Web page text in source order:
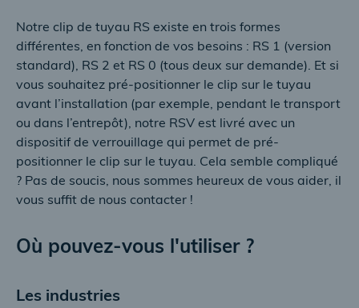
Notre clip de tuyau RS existe en trois formes
différentes, en fonction de vos besoins : RS 1 (version
standard), RS 2 et RS 0 (tous deux sur demande). Et si
vous souhaitez pré-positionner le clip sur le tuyau
avant l’installation (par exemple, pendant le transport
ou dans l’entrepôt), notre RSV est livré avec un
dispositif de verrouillage qui permet de pré-
positionner le clip sur le tuyau. Cela semble compliqué
? Pas de soucis, nous sommes heureux de vous aider, il
vous suffit de nous contacter !
Où pouvez-vous l'utiliser ?
Les industries